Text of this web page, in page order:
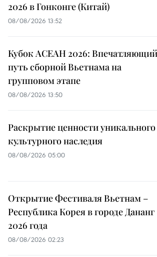
2026 в Гонконге (Китай)
08/08/2026 13:52
Кубок АСЕАН 2026: Впечатляющий
путь сборной Вьетнама на
групповом этапе
08/08/2026 13:50
Раскрытие ценности уникального
культурного наследия
08/08/2026 05:00
Открытие Фестиваля Вьетнам –
Республика Корея в городе Дананг
2026 года
08/08/2026 02:23